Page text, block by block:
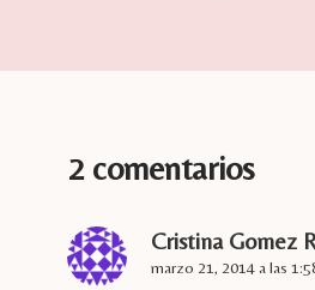
2 comentarios
Cristina Gomez
marzo 21, 2014 a las